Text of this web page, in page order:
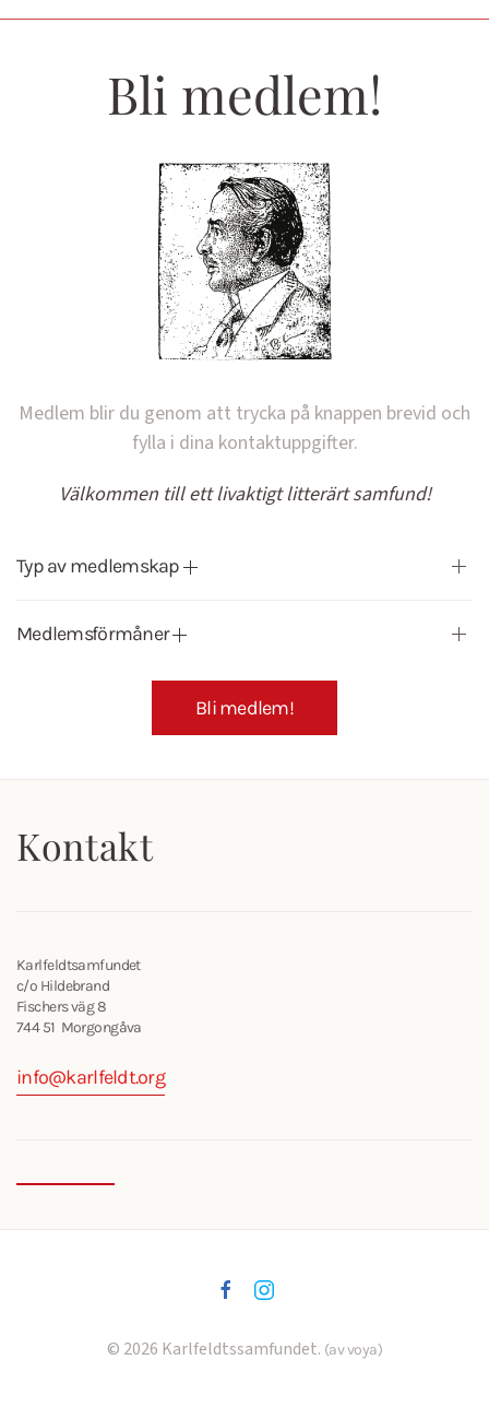
Bli medlem!
Medlem blir du genom att trycka på knappen brevid och
fylla i dina kontaktuppgifter.
Välkommen till ett livaktigt litterärt samfund!
Typ av medlemskap
Medlemsförmåner
Bli medlem!
Kontakt
Karlfeldtsamfundet
c/o Hildebrand
Fischers väg 8
744 51 Morgongåva
info@karlfeldt.org
© 2026 Karlfeldtssamfundet. (av voya)